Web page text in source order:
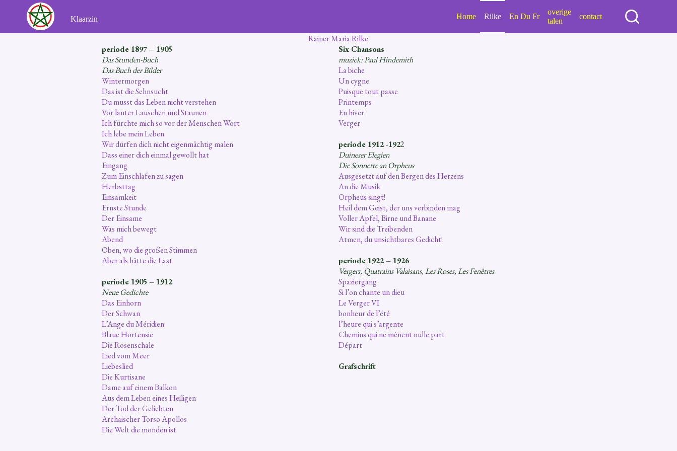
Klaarzin Home Rilke En Du Fr
overige
talen
contact
Rainer Maria Rilke
periode 1897 – 1905
Das Stunden-Buch
Das Buch der Bilder
Wintermorgen
Das ist die Sehnsucht
Du musst das Leben nicht verstehen
Vor lauter Lauschen und Staunen
Ich fürchte mich so vor der Menschen Wort
Ich lebe mein Leben
Wir dürfen dich nicht eigenmächtig malen
Dass einer dich einmal gewollt hat
Eingang
Zum Einschlafen zu sagen
Herbsttag
Einsamkeit
Ernste Stunde
Der Einsame
Was mich bewegt
Abend
Oben, wo die großen Stimmen
Aber als hätte die Last
periode 1905 – 1912
Neue Gedichte
Das Einhorn
Der Schwan
L’Ange du Méridien
Blaue Hortensie
Die Rosenschale
Lied vom Meer
Liebeslied
Die Kurtisane
Dame auf einem Balkon
Aus dem Leben eines Heiligen
Der Tod der Geliebten
Archaischer Torso Apollos
Die Welt die monden ist
Six Chansons
muziek: Paul Hindemith
La biche
Un cygne
Puisque tout passe
Printemps
En hiver
Verger
periode 1912 -1922
Duineser Elegien
Die Sonnette an Orpheus
Ausgesetzt auf den Bergen des Herzens
An die Musik
Orpheus singt!
Heil dem Geist, der uns verbinden mag
Voller Apfel, Birne und Banane
Wir sind die Treibenden
Atmen, du unsichtbares Gedicht!
periode 1922 – 1926
Vergers, Quatrains Valaisans, Les Roses, Les Fenêtres
Spaziergang
Si l’on chante un dieu
Le Verger VI
bonheur de l’été
l’heure qui s’argente
Chemins qui ne mènent nulle part
Départ
Grafschrift